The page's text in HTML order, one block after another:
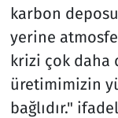
karbon
yerine
krizi çok daha
üretimimizin
bağlıdır."